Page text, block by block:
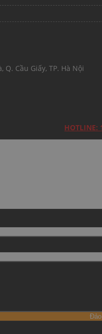
Cầu Giấy, TP. Hà Nội
HOTLINE: